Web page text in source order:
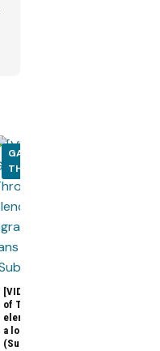
GAME OF
THRONES
[VIDEOS] Game
of Thrones: El
elenco agradece
a los fans
(Subtitulado)